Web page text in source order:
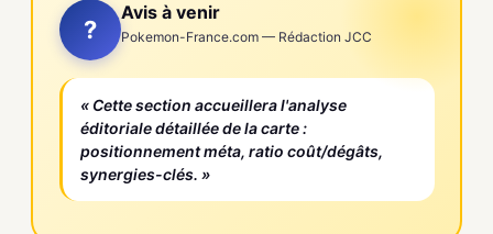
?
Avis à venir
Pokemon-France.com — Rédaction JCC
« Cette section accueillera l'analyse
éditoriale détaillée de la carte :
positionnement méta, ratio coût/dégâts,
synergies-clés. »